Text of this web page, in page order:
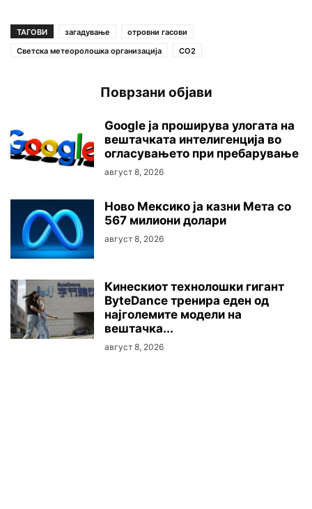
ТАГОВИ загадување
отровни гасови
Светска метеоролошка организација
СО2
Поврзани објави
Google ја проширува улогата на
вештачката интелигенција во
огласувањето при пребарување
август 8, 2026
Ново Мексико ја казни Мета со
567 милиони долари
август 8, 2026
Кинескиот технолошки гигант
ByteDance тренира еден од
најголемите модели на
вештачка...
август 8, 2026